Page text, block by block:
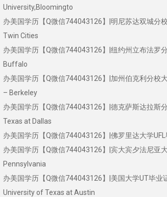
University,Bloomingto
办美国学历【Q微信744043126】|明尼苏达双城分
Twin Cities
办美国学历【Q微信744043126】|纽约州立布法罗
Buffalo
办美国学历【Q微信744043126】|加州伯克利分校
– Berkeley
办美国学历【Q微信744043126】|德克萨斯达拉斯
Texas at Dallas
办美国学历【Q微信744043126】|佛罗里达大学
办美国学历【Q微信744043126】|宾大宾夕法尼亚
Pennsylvania
办美国学历【Q微信744043126】|美国大学UT毕
University of Texas at Austin